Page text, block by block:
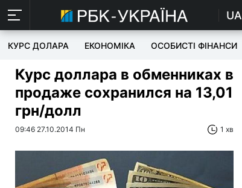
UA
КУРС ДОЛАРА ЕКОНОМІКА ОСОБИСТІ ФІНАНСИ
Курс доллара в обменниках в
продаже сохранился на 13,01
грн/долл
09:46 27.10.2014 Пн 1 хв